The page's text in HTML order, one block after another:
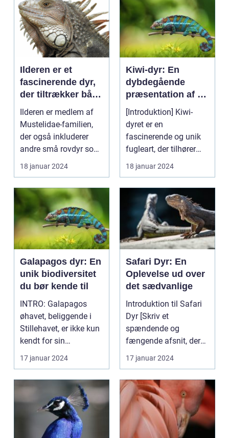
Ilderen er et
fascinerende dyr,
der tiltrækker både
dyreejere og
dyreelskere på
grund af sin
unikke
personlighed og
charme
Ilderen er medlem af
Mustelidae-familien,
der også inkluderer
andre små rovdyr som
mår, odder og græ...
18 januar 2024
Kiwi-dyr: En
dybdegående
præsentation af en
unik fugleart
[Introduktion] Kiwi-
dyret er en
fascinerende og unik
fugleart, der tilhører
ordenen
18 januar 2024
Galapagos dyr: En
unik biodiversitet
du bør kende til
INTRO: Galapagos
øhavet, beliggende i
Stillehavet, er ikke kun
kendt for sin
storslåede natur og
17 januar 2024
Safari Dyr: En
Oplevelse ud over
det sædvanlige
Introduktion til Safari
Dyr [Skriv et
spændende og
fængende afsnit, der
får læserens interesse
17 januar 2024